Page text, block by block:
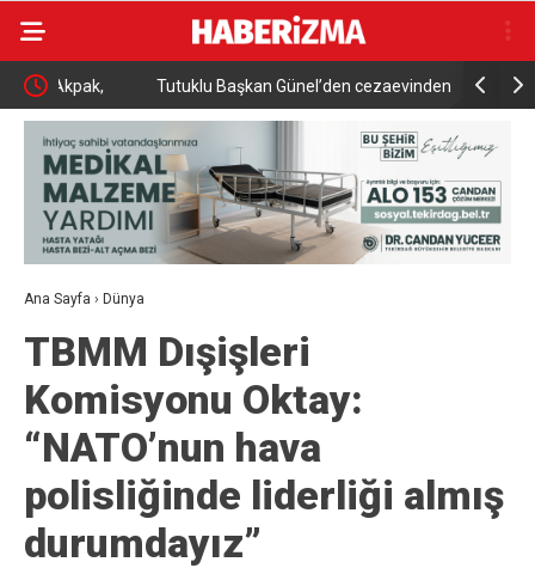
Tutuklu Başkan Günel’den cezaevinden mektuplu
açıklama
Kanser
ve
Ana Sayfa › Dünya
TBMM Dışişleri
Komisyonu Oktay:
“NATO’nun hava
polisliğinde liderliği almış
durumdayız”